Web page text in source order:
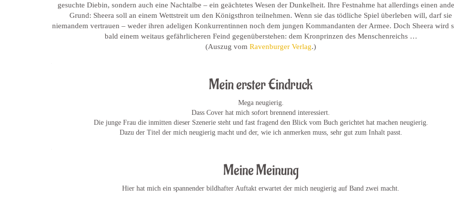
gesuchte Diebin, sondern auch eine Nachtalbe – ein geächtetes Wesen der Dunkelheit. Ihre Festnahme hat allerdings einen
Grund: Sheera soll an einem Wettstreit um den Königsthron teilnehmen. Wenn sie das tödliche Spiel überleben will, darf sie
niemandem vertrauen – weder ihren adeligen Konkurrentinnen noch dem jungen Kommandanten der Armee. Doch Sheera wird
bald einem weitaus gefährlicheren Feind gegenüberstehen: dem Kronprinzen des Menschenreichs …
(Auszug vomRavenburger Verlag.)
Mein erster Eindruck
Mega neugierig.
Dass Cover hat mich sofort brennend interessiert.
Die junge Frau die inmitten dieser Szenerie steht und fast fragend den Blick vom Buch gerichtet hat machen neugierig.
Dazu der Titel der mich neugierig macht und der, wie ich anmerken muss, sehr gut zum Inhalt passt.
Meine Meinung
Hier hat mich ein spannender bildhafter Auftakt erwartet der mich neugierig auf Band zwei macht.